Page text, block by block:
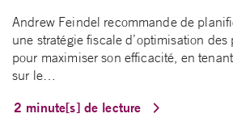
Andrew Feindel recommande de
une stratégie fiscale d’optimisation
pour maximiser son efficacité, en
sur le…
2 minute[s] de lecture